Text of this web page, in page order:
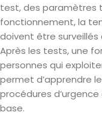
test, des paramètres
fonctionnement, la
doivent être
Après les tests, une
personnes qui
permet d’apprendre
procédures
base.